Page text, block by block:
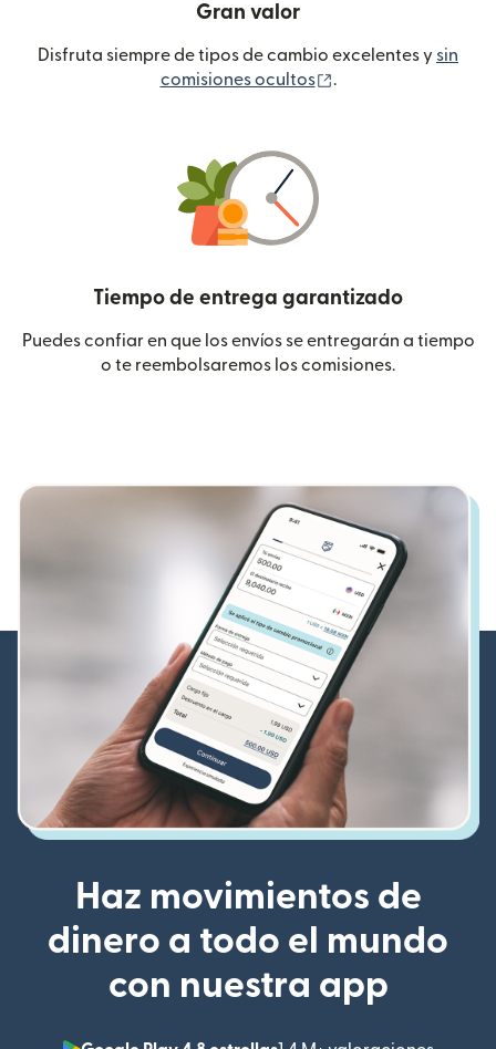
Gran valor
Disfruta siempre de tipos de cambio excelentes y sin
comisiones ocultos
.
Tiempo de entrega garantizado
Puedes confiar en que los envíos se entregarán a tiempo
o te reembolsaremos los comisiones.
Haz movimientos de
dinero a todo el mundo
con nuestra app